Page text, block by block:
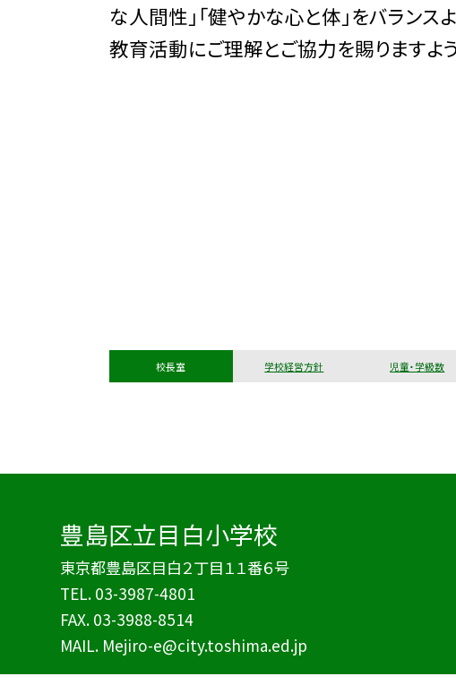
な人間性」「健やかな心と体」をバラン
教育活動にご理解とご協力を賜りますよう
校長室 学校経営方針 児童・学級数
豊島区立目白小学校
東京都豊島区目白２丁目１１番６号
TEL. 03-3987-4801
FAX. 03-3988-8514
MAIL. Mejiro-e@city.toshima.ed.jp